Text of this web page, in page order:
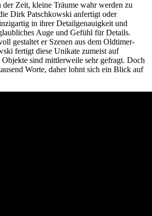
Zeit, kleine Träume wahr werden zu
Dirk Patschkowski anfertigt oder
in ihrer Detailgenauigkeit und
Auge und Gefühl für Details.
gestaltet er Szenen aus dem Oldtimer-
fertigt diese Unikate zumeist auf
sind mittlerweile sehr gefragt. Doch
Worte, daher lohnt sich ein Blick auf